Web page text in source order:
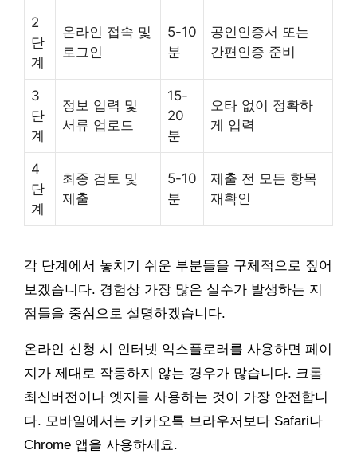
2
단
계
온라인 접속 및
로그인
5-10
분
공인인증서 또는
간편인증 준비
3
단
계
정보 입력 및
서류 업로드
15-
20
분
오타 없이 정확하
게 입력
4
단
계
최종 검토 및
제출
5-10
분
제출 전 모든 항목
재확인
각 단계에서 놓치기 쉬운 부분들을 구체적으로 짚어
보겠습니다. 경험상 가장 많은 실수가 발생하는 지
점들을 중심으로 설명하겠습니다.
온라인 신청 시 인터넷 익스플로러를 사용하면 페이
지가 제대로 작동하지 않는 경우가 많습니다. 크롬
최신버전이나 엣지를 사용하는 것이 가장 안전합니
다. 모바일에서는 카카오톡 브라우저보다 Safari나
Chrome 앱을 사용하세요.